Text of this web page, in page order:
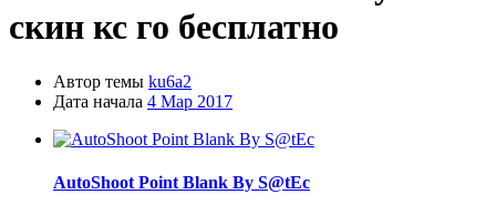
скин кс го бесплатно
Автор темы ku6a2
Дата начала 4 Мар 2017
AutoShoot Point Blank By S@tEc